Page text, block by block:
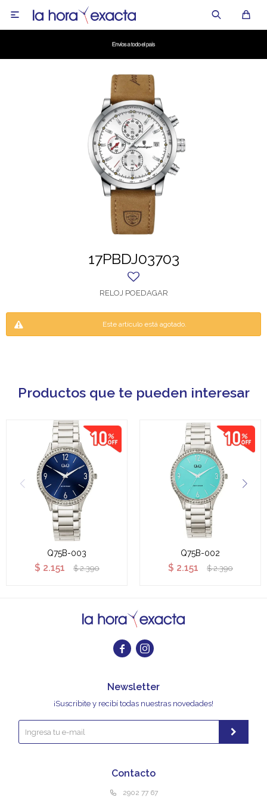

17PBDJ03703
RELOJ POEDAGAR
Este artículo está agotado.
Productos que te pueden interesar
Q75B-003
$ 2.151 $ 2.390
Q75B-002
$ 2.151 $ 2.390
 
Contacto
2902 77 67
Newsletter
¡Suscribite y recibí todas nuestras novedades!